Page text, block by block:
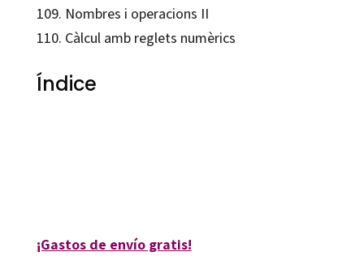
109. Nombres i operacions II
110. Càlcul amb reglets numèrics
Índice
¡Gastos de envío gratis!